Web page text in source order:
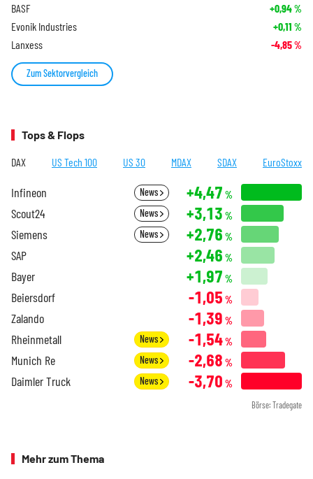
BASF +0,94%
Evonik Industries +0,11 %
Lanxess -4,85%
Zum Sektorvergleich
Tops & Flops
DAX US Tech 100 US 30 MDAX SDAX EuroStoxx
Infineon News +4,47 %
Scout24 News +3,13 %
Siemens News +2,76 %
SAP +2,46 %
Bayer +1,97 %
Beiersdorf -1,05 %
Zalando -1,39 %
Rheinmetall News -1,54%
Munich Re News -2,68 %
Daimler Truck News -3,70 %
Börse: Tradegate
Mehr zum Thema